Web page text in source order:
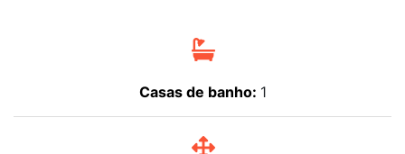
Casas de banho: 1